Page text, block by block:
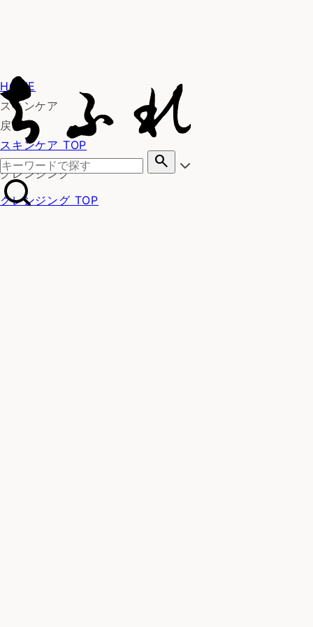
search
HOME
スキンケア
戻る
スキンケア TOP
クレンジング
クレンジング TOP